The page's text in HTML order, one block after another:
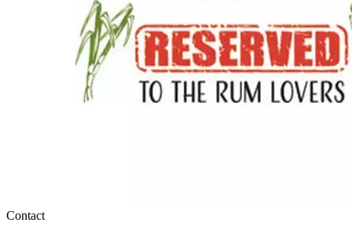
Contact